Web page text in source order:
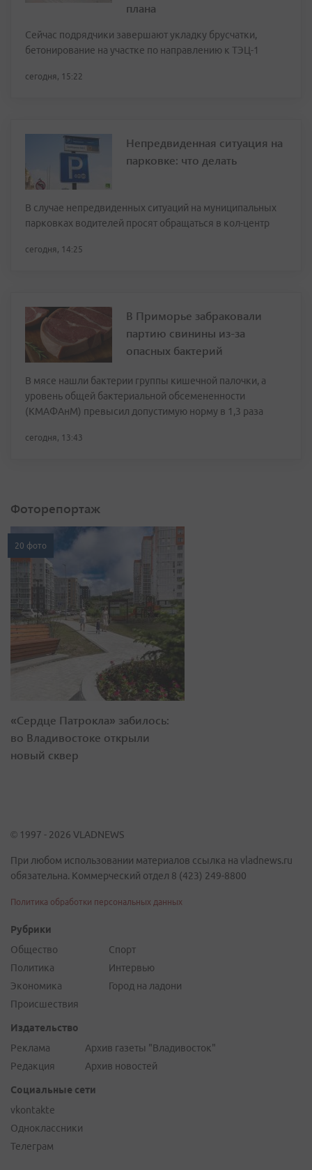
плана
Сейчас подрядчики завершают укладку брусчатки,
бетонирование на участке по направлению к ТЭЦ-1
сегодня, 15:22
Непредвиденная ситуация на
парковке: что делать
В случае непредвиденных ситуаций на муниципальных
парковках водителей просят обращаться в кол-центр
сегодня, 14:25
В Приморье забраковали
партию свинины из-за
опасных бактерий
В мясе нашли бактерии группы кишечной палочки, а
уровень общей бактериальной обсемененности
(КМАФАнМ) превысил допустимую норму в 1,3 раза
сегодня, 13:43
Фоторепортаж
20 фото
«Сердце Патрокла» забилось:
во Владивостоке открыли
новый сквер
© 1997 - 2026 VLADNEWS
При любом использовании материалов ссылка на vladnews.ru
обязательна. Коммерческий отдел 8 (423) 249-8800
Политика обработки персональных данных
Рубрики
Общество
Политика
Экономика
Происшествия
Спорт
Интервью
Город на ладони
Издательство
Реклама
Редакция
Архив газеты "Владивосток"
Архив новостей
Социальные сети
vkontakte
Одноклассники
Телеграм